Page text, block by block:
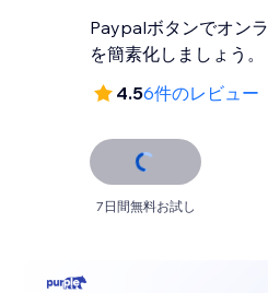
Paypalボタンでオン
を簡素化しましょう。
4.56件のレビュー
7日間無料お試し